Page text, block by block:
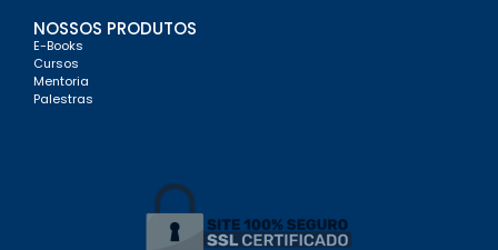
NOSSOS PRODUTOS
E-Books
Cursos
Mentoria
Palestras